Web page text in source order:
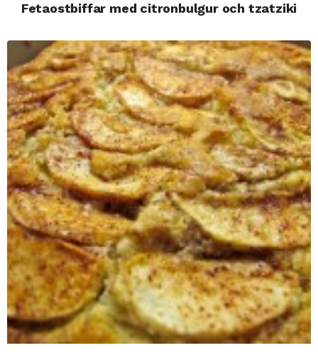
Fetaostbiffar med citronbulgur och tzatziki